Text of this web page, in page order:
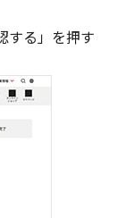
する」を押す